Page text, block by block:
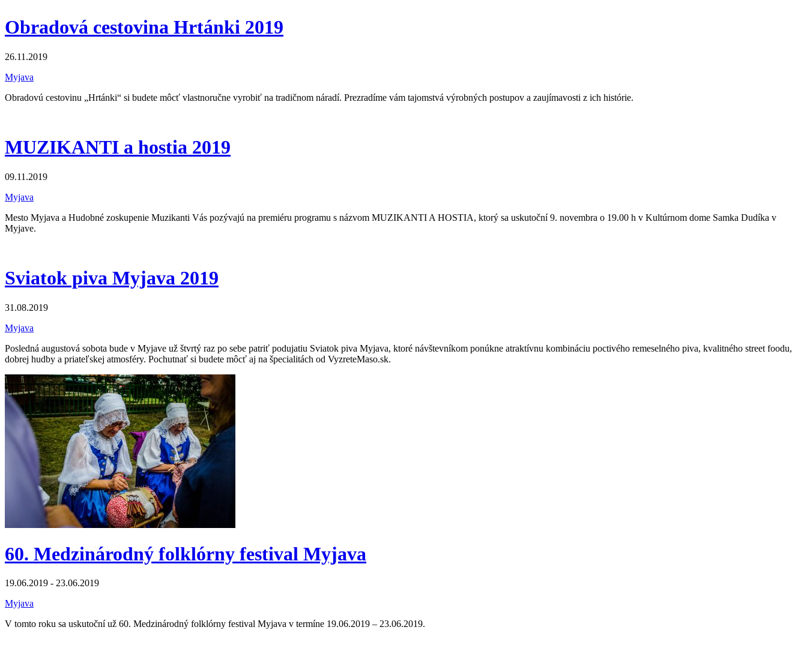
Obradová cestovina Hrtánki 2019
26.11.2019
Myjava
Obradovú cestovinu „Hrtánki“ si budete môcť vlastnoručne vyrobiť na tradičnom náradí. Prezradíme vám tajomstvá výrobných postupov a zaujímavosti z ich histórie.
MUZIKANTI a hostia 2019
09.11.2019
Myjava
Mesto Myjava a Hudobné zoskupenie Muzikanti Vás pozývajú na premiéru programu s názvom MUZIKANTI A HOSTIA, ktorý sa uskutoční 9. novembra o 19.00 h v Kultúrnom dome Samka Dudíka v
Myjave.
Sviatok piva Myjava 2019
31.08.2019
Myjava
Posledná augustová sobota bude v Myjave už štvrtý raz po sebe patriť podujatiu Sviatok piva Myjava, ktoré návštevníkom ponúkne atraktívnu kombináciu poctivého remeselného piva, kvalitného street foodu,
dobrej hudby a priateľskej atmosféry. Pochutnať si budete môcť aj na špecialitách od VyzreteMaso.sk.
60. Medzinárodný folklórny festival Myjava
19.06.2019 - 23.06.2019
Myjava
V tomto roku sa uskutoční už 60. Medzinárodný folklórny festival Myjava v termíne 19.06.2019 – 23.06.2019.